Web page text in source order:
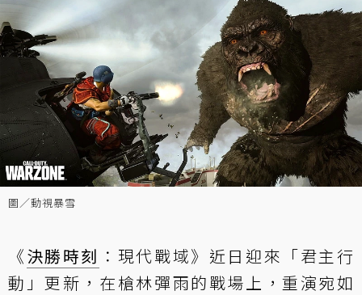
圖／動視暴雪
《決勝時刻 ：現代戰域》近日迎來「君主行
動」更新，在槍林彈雨的戰場上，重演宛如